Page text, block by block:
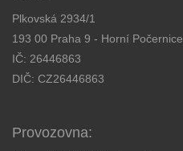
Plkovská 2934/1
193 00 Praha 9 - Horní Počernice
IČ: 26446863
DIČ: CZ26446863
Provozovna: